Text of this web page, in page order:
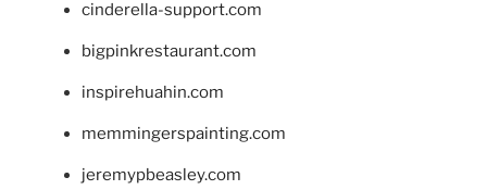
cinderella-support.com
bigpinkrestaurant.com
inspirehuahin.com
memmingerspainting.com
jeremypbeasley.com